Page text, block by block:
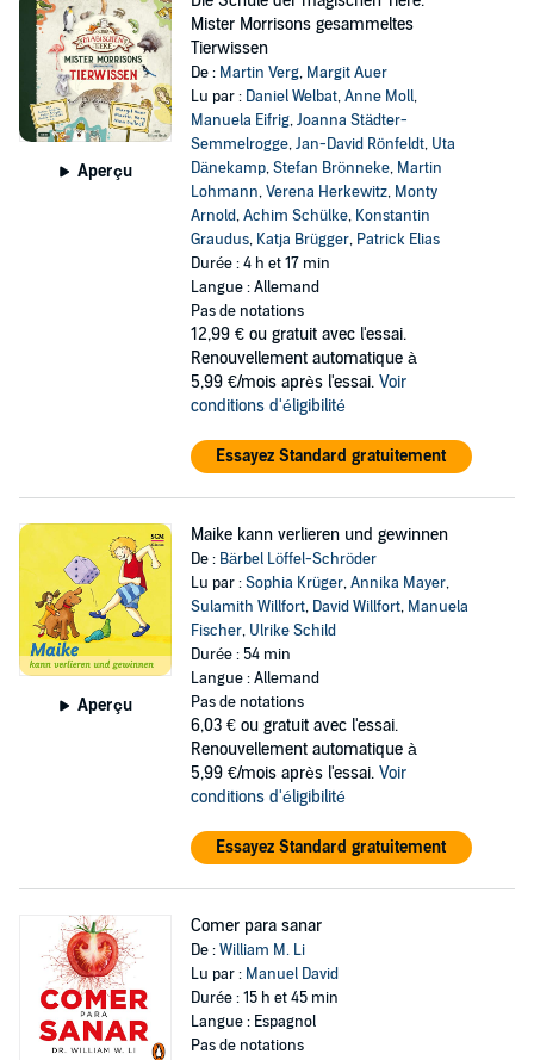
Aperçu
Mister Morrisons gesammeltes
Tierwissen
De : Martin Verg, Margit Auer
Lu par : Daniel Welbat,Anne Moll,
Manuela Eifrig,Joanna Städter-
Semmelrogge,Jan-David Rönfeldt, Uta
Dänekamp,Stefan Brönneke, Martin
Lohmann,Verena Herkewitz, Monty
Arnold,Achim Schülke, Konstantin
Graudus, Katja Brügger, Patrick Elias
Durée : 4 h et 17 min
Langue : Allemand
Pas de notations
12,99 € ou gratuit avec l'essai.
Renouvellement automatique à
5,99 €/mois après l'essai. Voir
conditions d'éligibilité
Essayez Standard gratuitement
Aperçu
Maike kann verlieren und gewinnen
De : Bärbel Löffel-Schröder
Lu par :Sophia Krüger,Annika Mayer,
Sulamith Willfort, David Willfort, Manuela
Fischer, Ulrike Schild
Durée : 54 min
Langue : Allemand
Pas de notations
6,03 € ou gratuit avec l'essai.
Renouvellement automatique à
5,99 €/mois après l'essai. Voir
conditions d'éligibilité
Essayez Standard gratuitement
Comer para sanar
De :William M. Li
Lu par : Manuel David
Durée : 15 h et 45 min
Langue : Espagnol
Pas de notations